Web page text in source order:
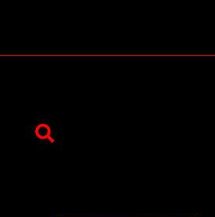
treści